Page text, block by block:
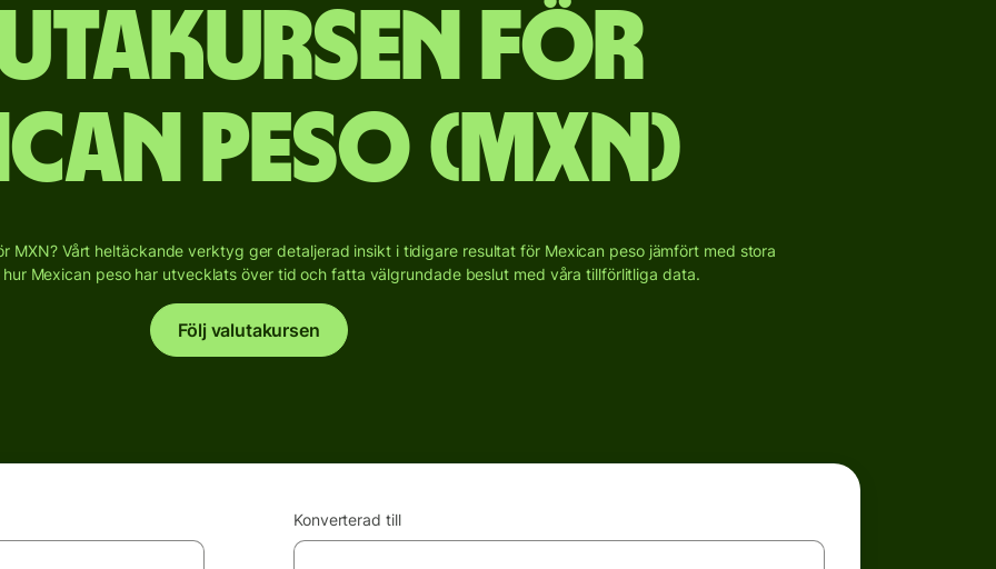
för
peso (MXN)
MXN? Vårt heltäckande verktyg ger detaljerad insikt i tidigare resultat för Mexican peso jämfört med stora
hur Mexican peso har utvecklats över tid och fatta välgrundade beslut med våra tillförlitliga data.
Följ valutakursen
Konverterad till